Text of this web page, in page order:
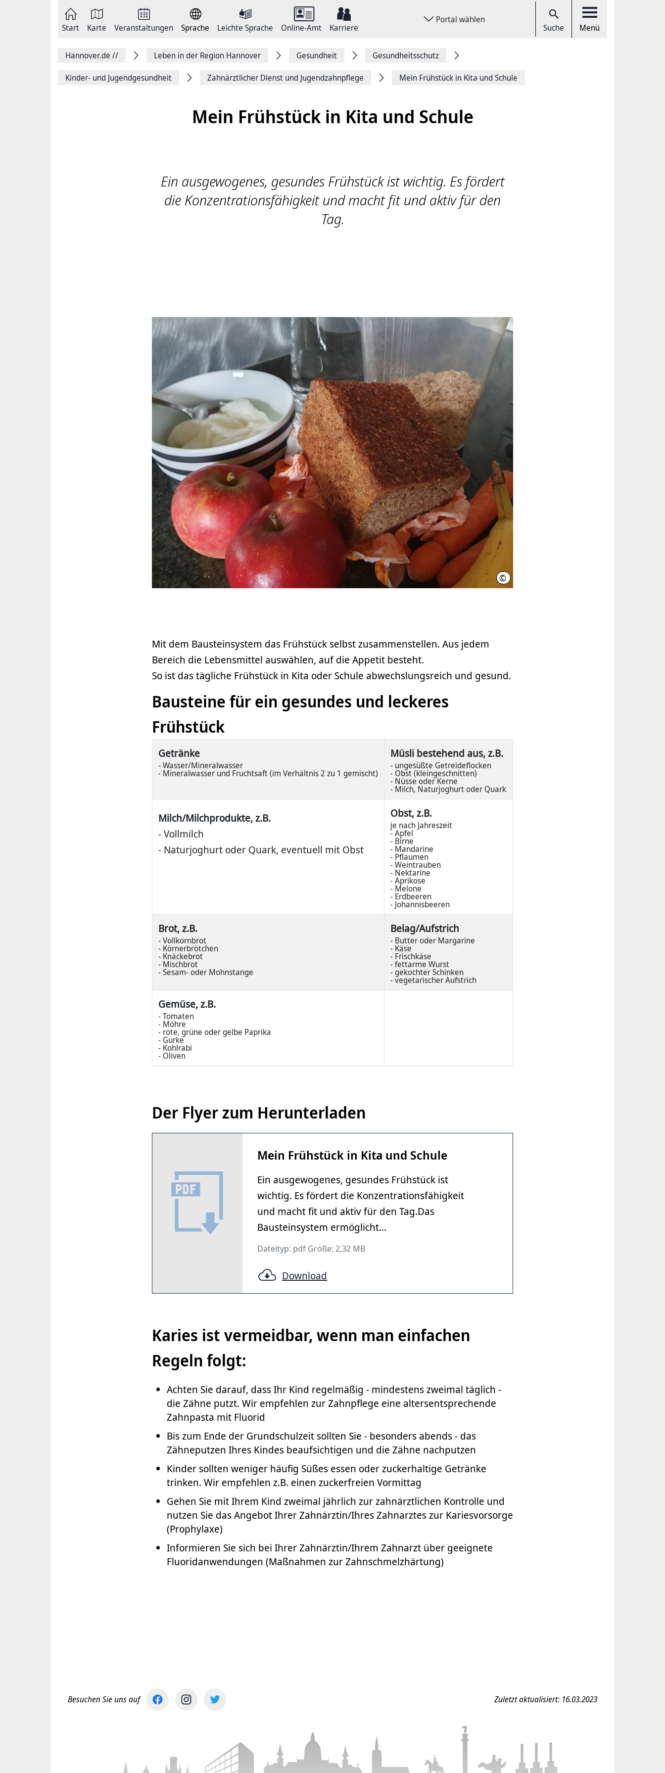
Start Karte Veranstaltungen Sprache Leichte Sprache Online-Amt Karriere
Portal wählen
Suche Menü
Hannover.de // Leben in der Region Hannover Gesundheit Gesundheitsschutz
Kinder- und Jugendgesundheit Zahnärztlicher Dienst und Jugendzahnpflege Mein Frühstück in Kita und Schule
Mein Frühstück in Kita und Schule
Ein ausgewogenes, gesundes Frühstück ist wichtig. Es fördert
die Konzentrationsfähigkeit und macht fit und aktiv für den
Tag.
© S.Krenz, Region Hannover
Mit dem Bausteinsystem das Frühstück selbst zusammenstellen. Aus jedem
Bereich die Lebensmittel auswählen, auf die Appetit besteht.
So ist das tägliche Frühstück in Kita oder Schule abwechslungsreich und gesund.
Bausteine für ein gesundes und leckeres
Frühstück
Getränke
- Wasser/Mineralwasser
- Mineralwasser und Fruchtsaft (im Verhältnis 2 zu 1 gemischt)
Müsli bestehend aus, z.B.
- ungesüßte Getreideflocken
- Obst (kleingeschnitten)
- Nüsse oder Kerne
- Milch, Naturjoghurt oder Quark
Milch/Milchprodukte, z.B.
- Vollmilch
- Naturjoghurt oder Quark, eventuell mit Obst
Obst, z.B.
je nach Jahreszeit
- Apfel
- Birne
- Mandarine
- Pflaumen
- Weintrauben
- Nektarine
- Aprikose
- Melone
- Erdbeeren
- Johannisbeeren
Brot, z.B.
- Vollkornbrot
- Körnerbrötchen
- Knäckebrot
- Mischbrot
- Sesam- oder Mohnstange
Belag/Aufstrich
- Butter oder Margarine
- Käse
- Frischkäse
- fettarme Wurst
- gekochter Schinken
- vegetarischer Aufstrich
Gemüse, z.B.
- Tomaten
- Möhre
- rote, grüne oder gelbe Paprika
- Gurke
- Kohlrabi
- Oliven
Der Flyer zum Herunterladen
Mein Frühstück in Kita und Schule
Ein ausgewogenes, gesundes Frühstück ist
wichtig. Es fördert die Konzentrationsfähigkeit
und macht fit und aktiv für den Tag.Das
Bausteinsystem ermöglicht...
Dateityp: pdf Größe: 2,32 MB
Download
Karies ist vermeidbar, wenn man einfachen
Regeln folgt:
Achten Sie darauf, dass Ihr Kind regelmäßig - mindestens zweimal täglich -
die Zähne putzt. Wir empfehlen zur Zahnpflege eine altersentsprechende
Zahnpasta mit Fluorid
Bis zum Ende der Grundschulzeit sollten Sie - besonders abends - das
Zähneputzen Ihres Kindes beaufsichtigen und die Zähne nachputzen
Kinder sollten weniger häufig Süßes essen oder zuckerhaltige Getränke
trinken. Wir empfehlen z.B. einen zuckerfreien Vormittag
Gehen Sie mit Ihrem Kind zweimal jährlich zur zahnärztlichen Kontrolle und
nutzen Sie das Angebot Ihrer Zahnärztin/Ihres Zahnarztes zur Kariesvorsorge
(Prophylaxe)
Informieren Sie sich bei Ihrer Zahnärztin/Ihrem Zahnarzt über geeignete
Fluoridanwendungen (Maßnahmen zur Zahnschmelzhärtung)
Besuchen Sie uns auf Zuletzt aktualisiert: 16.03.2023